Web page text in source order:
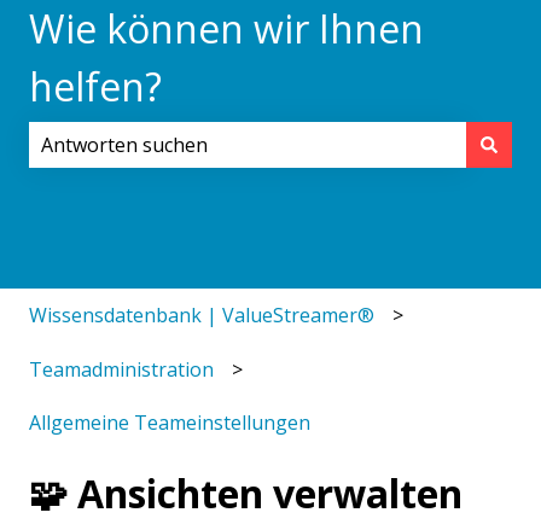
Wie können wir Ihnen
helfen?
Wissensdatenbank | ValueStreamer®
Teamadministration
Allgemeine Teameinstellungen
🧩 Ansichten verwalten